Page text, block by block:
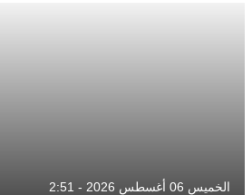
الخميس 06 أغسطس 2026 - 2:51